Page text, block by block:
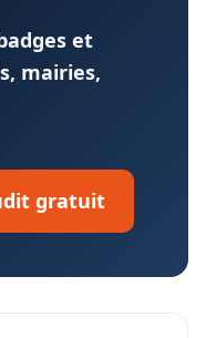
et
mairies,
gratuit